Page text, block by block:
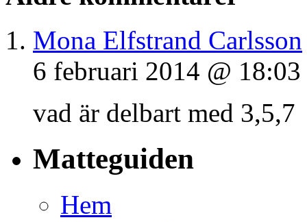
Mona Elfstrand Carlsson
6 februari 2014 @ 18:03
vad är delbart med 3,5,7
Matteguiden
Hem